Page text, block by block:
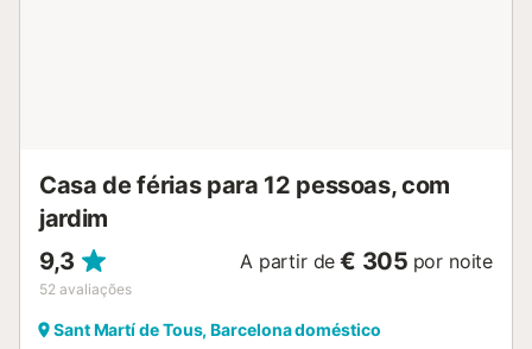
Casa de férias para 12 pessoas, com
jardim
9,3
52 avaliações
A partir de € 305 por noite
Sant Martí de Tous, Barcelona doméstico